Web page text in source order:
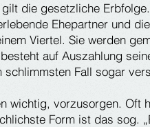
die gesetzliche
Ehepartner und
Viertel. Sie werden
auf Auszahlung
Fall sogar
wichtig, vorzusorgen.
Form ist das sog.